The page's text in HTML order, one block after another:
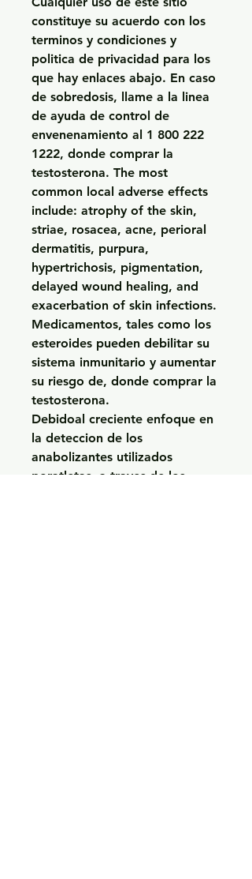
constituye su acuerdo con los
terminos y condiciones y
politica de privacidad para los
que hay enlaces abajo. En caso
de sobredosis, llame a la linea
de ayuda de control de
envenenamiento al 1 800 222
1222, donde comprar la
testosterona. The most
common local adverse effects
include: atrophy of the skin,
striae, rosacea, acne, perioral
dermatitis, purpura,
hypertrichosis, pigmentation,
delayed wound healing, and
exacerbation of skin infections.
Medicamentos, tales como los
esteroides pueden debilitar su
sistema inmunitario y aumentar
su riesgo de, donde comprar la
testosterona.
Debidoal creciente enfoque en
la deteccion de los
anabolizantes utilizados
poratletas, a traves de los